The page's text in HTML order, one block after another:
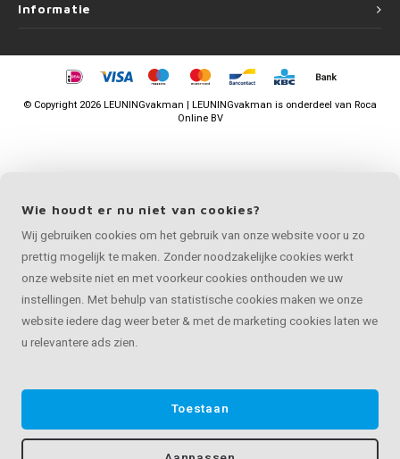
Informatie
© Copyright 2026 LEUNINGvakman | LEUNINGvakman is onderdeel van Roca
Online BV
Wie houdt er nu niet van cookies?
Wij gebruiken cookies om het gebruik van onze website voor u zo
prettig mogelijk te maken. Zonder noodzakelijke cookies werkt
onze website niet en met voorkeur cookies onthouden we uw
instellingen. Met behulp van statistische cookies maken we onze
website iedere dag weer beter & met de marketing cookies laten we
u relevantere ads zien.
Toestaan